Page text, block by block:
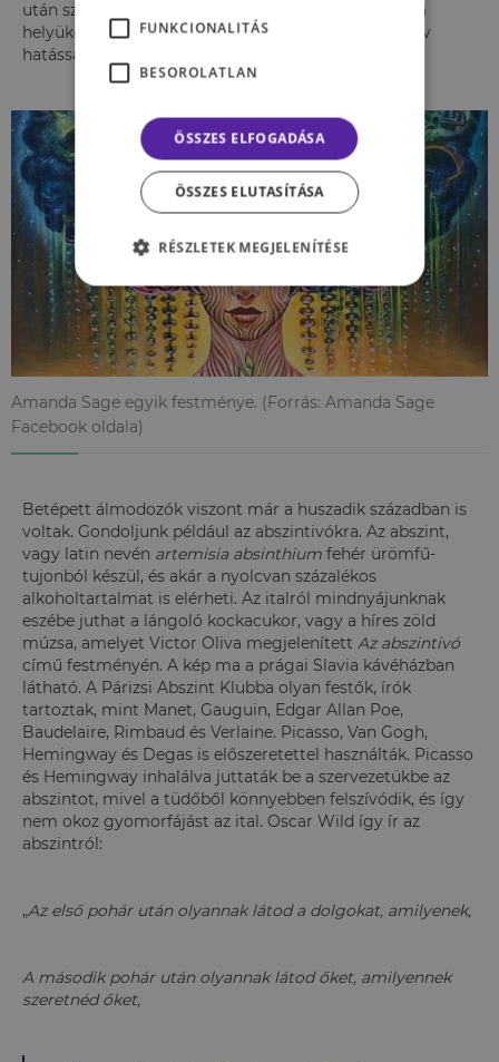
után szokott festeni. Ezek a festmények megállták a
helyüket a piacon, ezért Amanda tehetségére pozitív
hatással voltak a pszichedellikumok.
Amanda Sage egyik festménye. (Forrás: Amanda Sage
Facebook oldala)
Betépett álmodozók viszont már a huszadik században is
voltak. Gondoljunk például az abszintivókra. Az abszint,
vagy latin nevén artemisia absinthium fehér ürömfű-
tujonból készül, és akár a nyolcvan százalékos
alkoholtartalmat is elérheti. Az italról mindnyájunknak
eszébe juthat a lángoló kockacukor, vagy a híres zöld
múzsa, amelyet Victor Oliva megjelenített Az abszintivó
című festményén. A kép ma a prágai Slavia kávéházban
látható. A Párizsi Abszint Klubba olyan festők, írók
tartoztak, mint Manet, Gauguin, Edgar Allan Poe,
Baudelaire, Rimbaud és Verlaine. Picasso, Van Gogh,
Hemingway és Degas is előszeretettel használták. Picasso
és Hemingway inhalálva juttaták be a szervezetükbe az
abszintot, mivel a tüdőből könnyebben felszívódik, és így
nem okoz gyomorfájást az ital. Oscar Wild így ír az
abszintról:
„Az első pohár után olyannak látod a dolgokat, amilyenek,
A második pohár után olyannak látod őket, amilyennek
szeretnéd őket,
FUNKCIONALITÁS
BESOROLATLAN
ÖSSZES ELFOGADÁSA
ÖSSZES ELUTASÍTÁSA
RÉSZLETEK MEGJELENÍTÉSE